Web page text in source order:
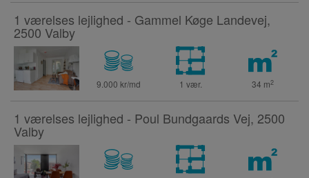
1 værelses lejlighed - Gammel Køge Landevej,
2500 Valby
9.000 kr/md 1 vær. 34 m2
1 værelses lejlighed - Poul Bundgaards Vej, 2500
Valby